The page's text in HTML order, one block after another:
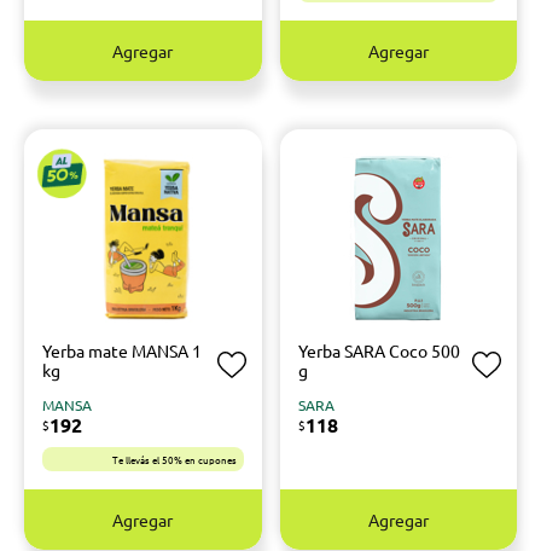
Agregar Agregar
Yerba mate MANSA 1
kg
MANSA
$192
Te llevás el 50% en cupones
Agregar
Yerba SARA Coco 500
g
SARA
$118
Agregar